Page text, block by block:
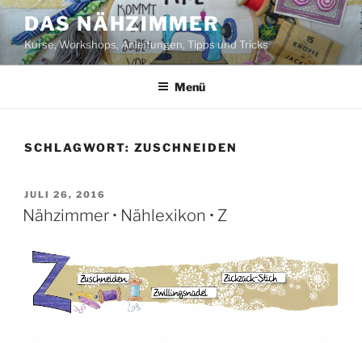
Zum
Inhalt
springen
DAS NÄHZIMMER
Kurse, Workshops, Anleitungen, Tipps und Tricks
Menü
SCHLAGWORT: ZUSCHNEIDEN
VERÖFFENTLICHT
AM
JULI 26, 2016
Nähzimmer • Nählexikon • Z